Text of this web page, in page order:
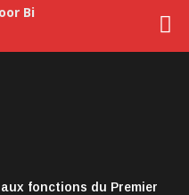
fonctions du Premier